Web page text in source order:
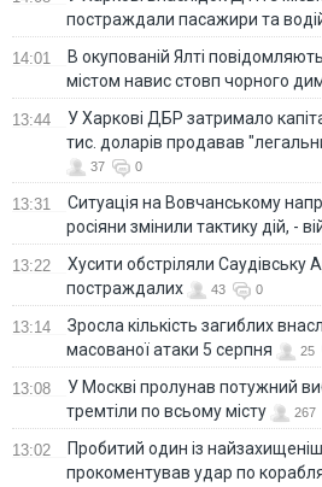
постраждали пасажири та
14:01
В окупованій Ялті
містом навис стовп чорного
13:44
У Харкові ДБР затримало
тис. доларів продавав
37 0
13:31
Ситуація на Вовчанському
росіяни змінили тактику дій, -
13:22
Хусити обстріляли Саудівську
постраждалих
43 0
13:14
Зросла кількість загиблих
масованої атаки 5 серпня
25
13:08
У Москві пролунав потужний
тремтіли по всьому місту
267
13:02
Пробитий один із
прокоментував удар по